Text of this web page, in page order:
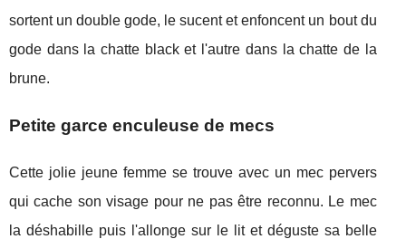
sortent un double gode, le sucent et enfoncent un bout du
gode dans la chatte black et l'autre dans la chatte de la
brune.
Petite garce enculeuse de mecs
Cette jolie jeune femme se trouve avec un mec pervers
qui cache son visage pour ne pas être reconnu. Le mec
la déshabille puis l'allonge sur le lit et déguste sa belle